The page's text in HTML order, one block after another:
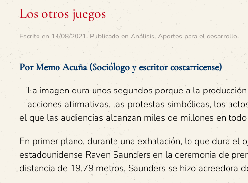
Los otros juegos
Escrito en 14/08/2021. Publicado en Análisis, Aportes para el desarrollo.
Por Memo Acuña (Sociólogo y escritor costarricense)
La imagen dura unos segundos porque a la
acciones afirmativas, las protestas simbólicas, los
el que las audiencias alcanzan miles de millones en
En primer plano, durante una exhalación, lo que dura el
estadounidense Raven Saunders en la ceremonia de
distancia de 19,79 metros, Saunders se hizo acreedora